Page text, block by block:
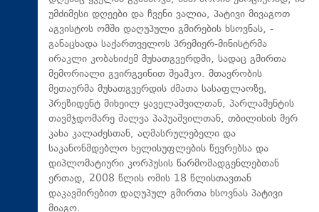
უმძიმესი დღეები და ჩვენი ვალია, პატივი მივაგოთ
აგვისტოს ომში დაღუპული გმირების ხსოვნას, -
განაცხადა საქართველოს პრემიერ-მინისტრმა
ირაკლი კობახიძემ მუხათგვერდში, სადაც გმირთა
მემორიალი გვირგვინით შეამკო. მთავრობის
მეთაურმა მუხათგვერდის ძმათა სასაფლაოზე,
პრეზიდენტ მიხეილ ყაველაშვილთან, პარლამენტის
თავმჯდომარე შალვა პაპუაშვილთან, თბილისის მერ
კახა კალაძესთან, აღმასრულებელი და
საკანონმდებლო ხელისუფლების წევრებსა და
დიპლომატიური კორპუსის წარმომადგენლებთან
ერთად, 2008 წლის ომის 18 წლისთავთან
დაკავშირებით დაღუპულ გმირთა ხსოვნას პატივი
მიაგო.